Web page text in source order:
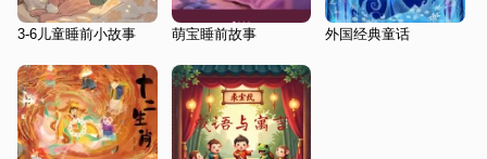
3-6儿童睡前小故事 萌宝睡前故事 外国经典童话